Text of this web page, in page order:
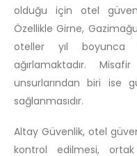
olduğu için otel
Özellikle Girne,
oteller yıl boyunca
ağırlamaktadır.
unsurlarından biri ise
sağlanmasıdır.
Altay Güvenlik, otel
kontrol edilmesi, ortak